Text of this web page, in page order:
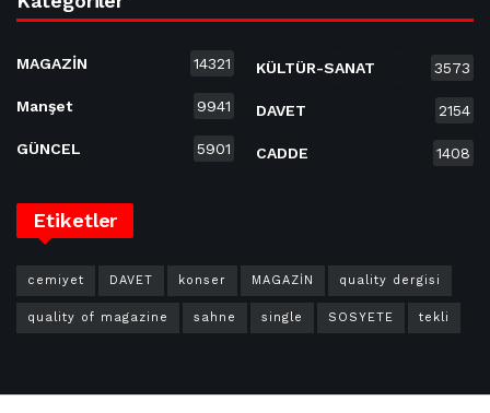
MAGAZİN 14321
Manşet 9941
GÜNCEL 5901
KÜLTÜR-SANAT 3573
DAVET 2154
CADDE 1408
Etiketler
cemiyet DAVET konser MAGAZİN quality dergisi
quality of magazine sahne single SOSYETE tekli